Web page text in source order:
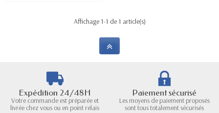
Affichage 1-1 de 1 article(s)
Expédition 24/48H
Votre commande est préparée et
livrée chez vous ou en point relais
Paiement sécurisé
Les moyens de paiement proposés
sont tous totalement sécurisés